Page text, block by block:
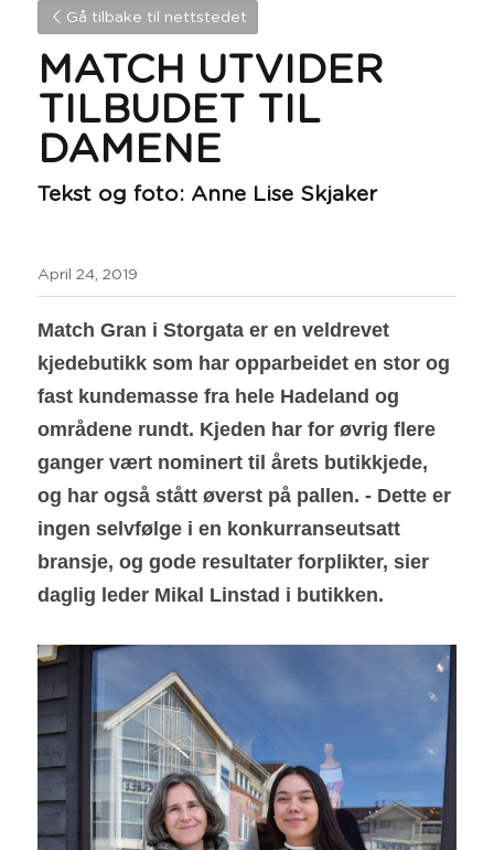
Gå tilbake til nettstedet
MATCH UTVIDER
TILBUDET TIL
DAMENE
Tekst og foto: Anne Lise Skjaker
April 24, 2019
Match Gran i Storgata er en veldrevet
kjedebutikk som har opparbeidet en stor og
fast kundemasse fra hele Hadeland og
områdene rundt. Kjeden har for øvrig flere
ganger vært nominert til årets butikkjede,
og har også stått øverst på pallen. - Dette er
ingen selvfølge i en konkurranseutsatt
bransje, og gode resultater forplikter, sier
daglig leder Mikal Linstad i butikken.